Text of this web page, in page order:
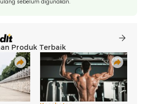
ulang sebelum digunakan.